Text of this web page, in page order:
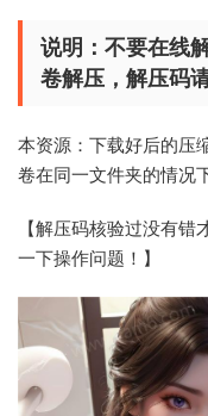
说明：不要在线
卷解压，解压码
本资源：下载好后的压
卷在同一文件夹的情况
【解压码核验过没有
一下操作问题！】